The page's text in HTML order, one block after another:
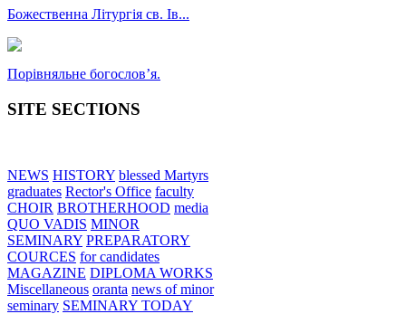
Божественна Літургія св. Ів...
Порівняльне богословʼя.
SITE SECTIONS
NEWS HISTORY blessed Martyrs
graduates Rector's Office faculty
CHOIR BROTHERHOOD media
QUO VADIS MINOR
SEMINARY PREPARATORY
COURCES for candidates
MAGAZINE DIPLOMA WORKS
Miscellaneous oranta news of minor
seminary SEMINARY TODAY